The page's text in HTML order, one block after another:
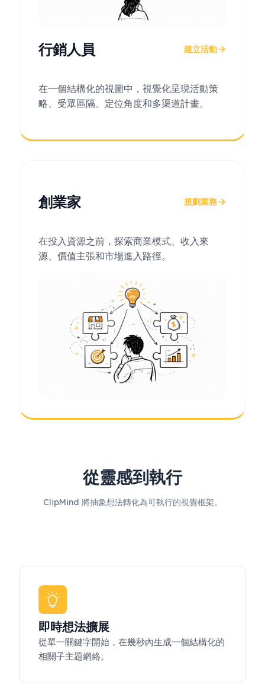
行銷人員 建立活動
在一個結構化的視圖中，視覺化呈現活動策
略、受眾區隔、定位角度和多渠道計畫。
創業家 規劃業務
在投入資源之前，探索商業模式、收入來
源、價值主張和市場進入路徑。
從靈感到執行
ClipMind 將抽象想法轉化為可執行的視覺框架。
即時想法擴展
從單一關鍵字開始，在幾秒內生成一個結構化的
相關子主題網絡。